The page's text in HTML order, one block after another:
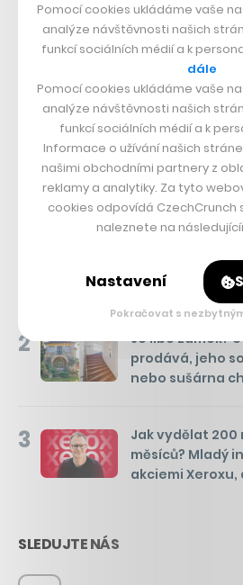
porci těch nejdůležitějších zpráv,
uniknout.
NEJČTENĚJŠÍ ČLÁNKY
Kam se hrabou
satiru z Polska,
nás
2
Je libo zámek?
prodává, jeho
nebo sušárna
3
Jak vydělat 200
měsíců? Mladý
akciemi
SLEDUJTE NÁS
Pomocí cookies ukládáme vaše
analýze návštěvnosti našich
funkcí sociálních médií a k
dále
Pomocí cookies ukládáme vaše
analýze návštěvnosti našich
funkcí sociálních médií a k
Informace o užívání našich
našimi obchodními partnery z
reklamy a analytiky. Za tyto
cookies odpovídá CzechCrunch
naleznete na
Nastavení
Pokračovat s